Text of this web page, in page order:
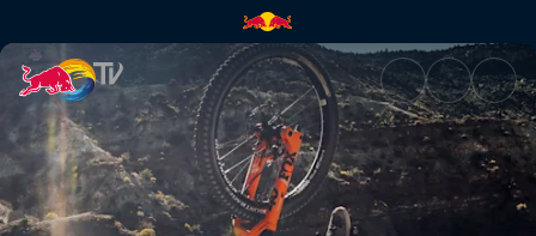
Finales (ES) - Virgin, Utah,